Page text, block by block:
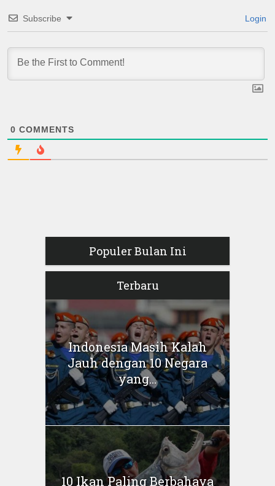
Subscribe Login
0 COMMENTS
Populer Bulan Ini
Terbaru
Indonesia Masih Kalah
Jauh dengan 10 Negara
yang...
10 Ikan Paling Berbahaya